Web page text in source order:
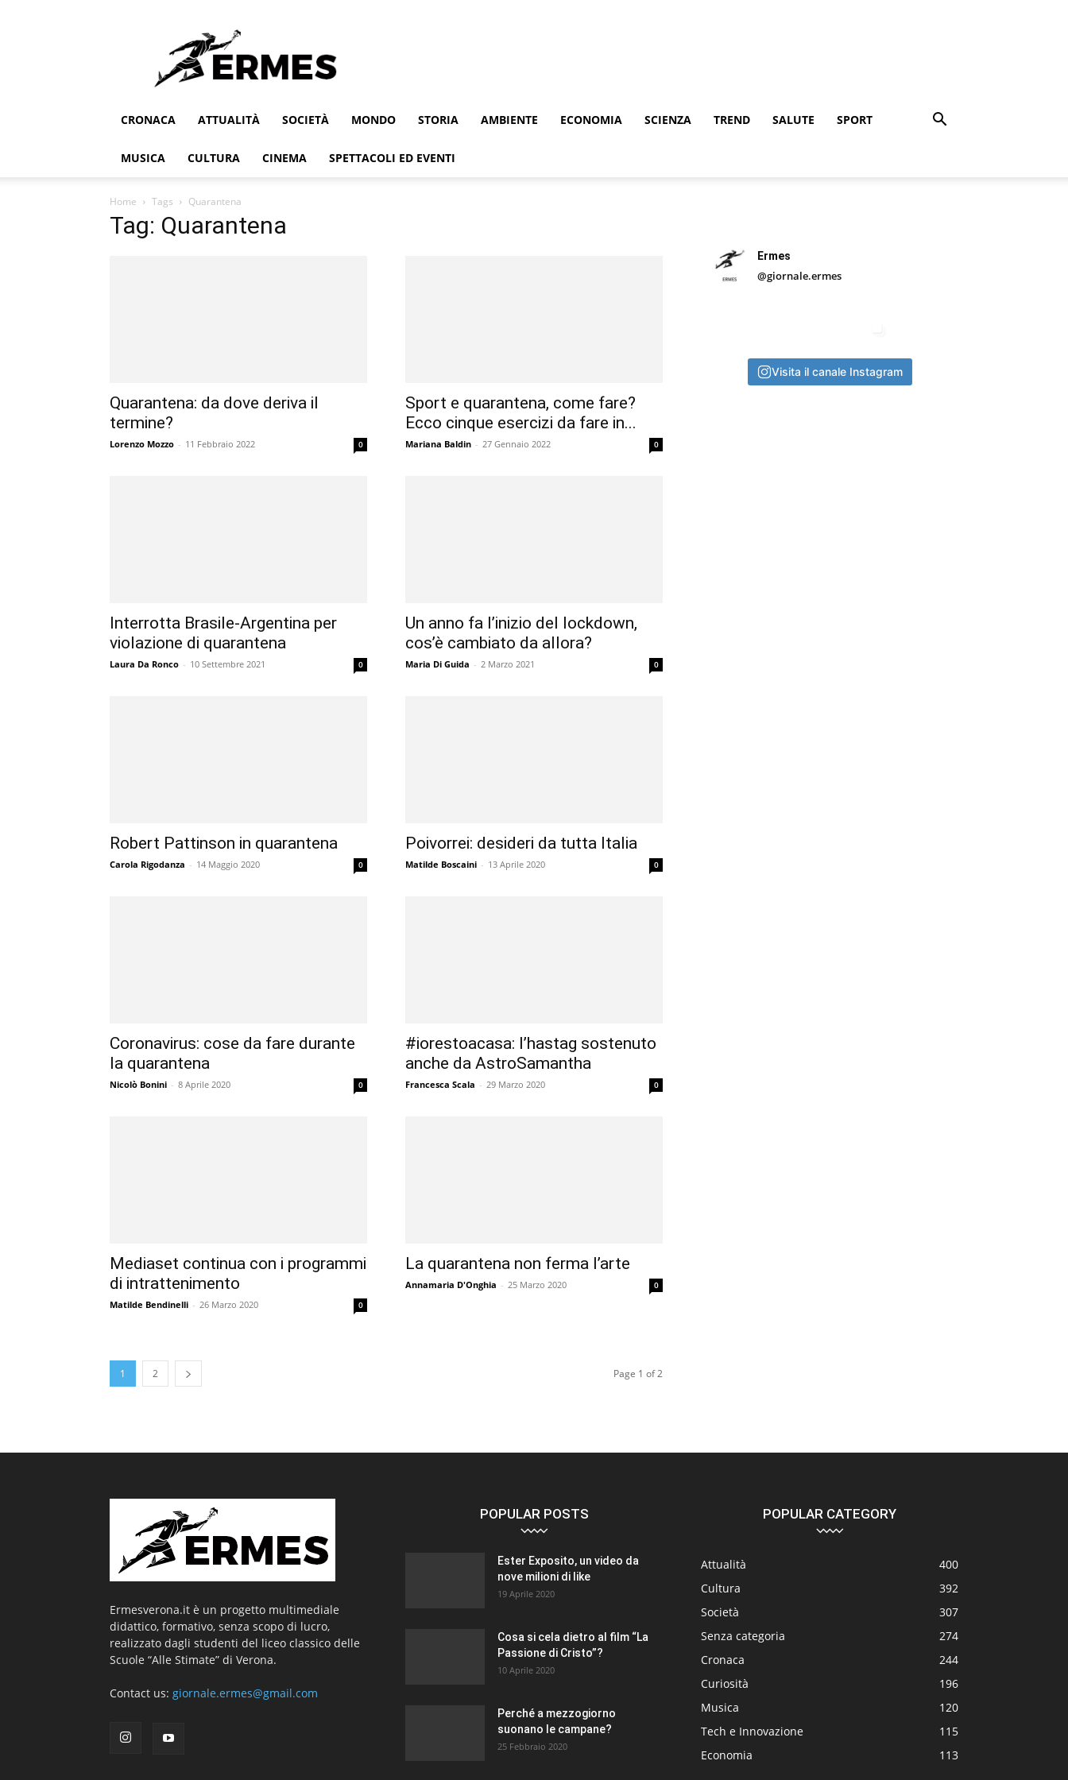
CRONACA ATTUALITÀ SOCIETÀ MONDO STORIA AMBIENTE ECONOMIA SCIENZA TREND SALUTE SPORT
MUSICA CULTURA CINEMA SPETTACOLI ED EVENTI
Home Tags Quarantena
Tag: Quarantena
Quarantena: da dove deriva il
termine?
Lorenzo Mozzo - 11 Febbraio 2022 0
Sport e quarantena, come fare?
Ecco cinque esercizi da fare in...
Mariana Baldin - 27 Gennaio 2022 0
Interrotta Brasile-Argentina per
violazione di quarantena
Laura Da Ronco - 10 Settembre 2021 0
Un anno fa l’inizio del lockdown,
cos’è cambiato da allora?
Maria Di Guida - 2 Marzo 2021 0
Robert Pattinson in quarantena
Carola Rigodanza - 14 Maggio 2020 0
Poivorrei: desideri da tutta Italia
Matilde Boscaini - 13 Aprile 2020 0
Coronavirus: cose da fare durante
la quarantena
Nicolò Bonini - 8 Aprile 2020 0
#iorestoacasa: l’hastag sostenuto
anche da AstroSamantha
Francesca Scala - 29 Marzo 2020 0
Mediaset continua con i programmi
di intrattenimento
Matilde Bendinelli - 26 Marzo 2020 0
La quarantena non ferma l’arte
Annamaria D'Onghia - 25 Marzo 2020 0
1 2 Page 1 of 2
Ermes
@giornale.ermes
Visita il canale Instagram
Ermesverona.it è un progetto multimediale
didattico, formativo, senza scopo di lucro,
realizzato dagli studenti del liceo classico delle
Scuole “Alle Stimate” di Verona.
Contact us: giornale.ermes@gmail.com
POPULAR POSTS
Ester Exposito, un video da
nove milioni di like
19 Aprile 2020
Cosa si cela dietro al film “La
Passione di Cristo”?
10 Aprile 2020
Perché a mezzogiorno
suonano le campane?
25 Febbraio 2020
POPULAR CATEGORY
Attualità
400
Cultura
392
Società
307
Senza categoria
274
Cronaca
244
Curiosità
196
Musica
120
Tech e Innovazione
115
Economia
113